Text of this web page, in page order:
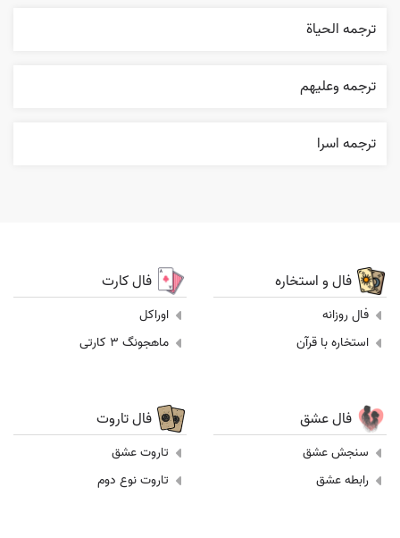
ترجمه الحیاة
ترجمه وعليهم
ترجمه اسرا
فال و استخاره
فال روزانه
استخاره با قرآن
فال کارت
اوراکل
ماهجونگ 3 کارتی
فال عشق
سنجش عشق
رابطه عشق
فال تاروت
تاروت عشق
تاروت نوع دوم